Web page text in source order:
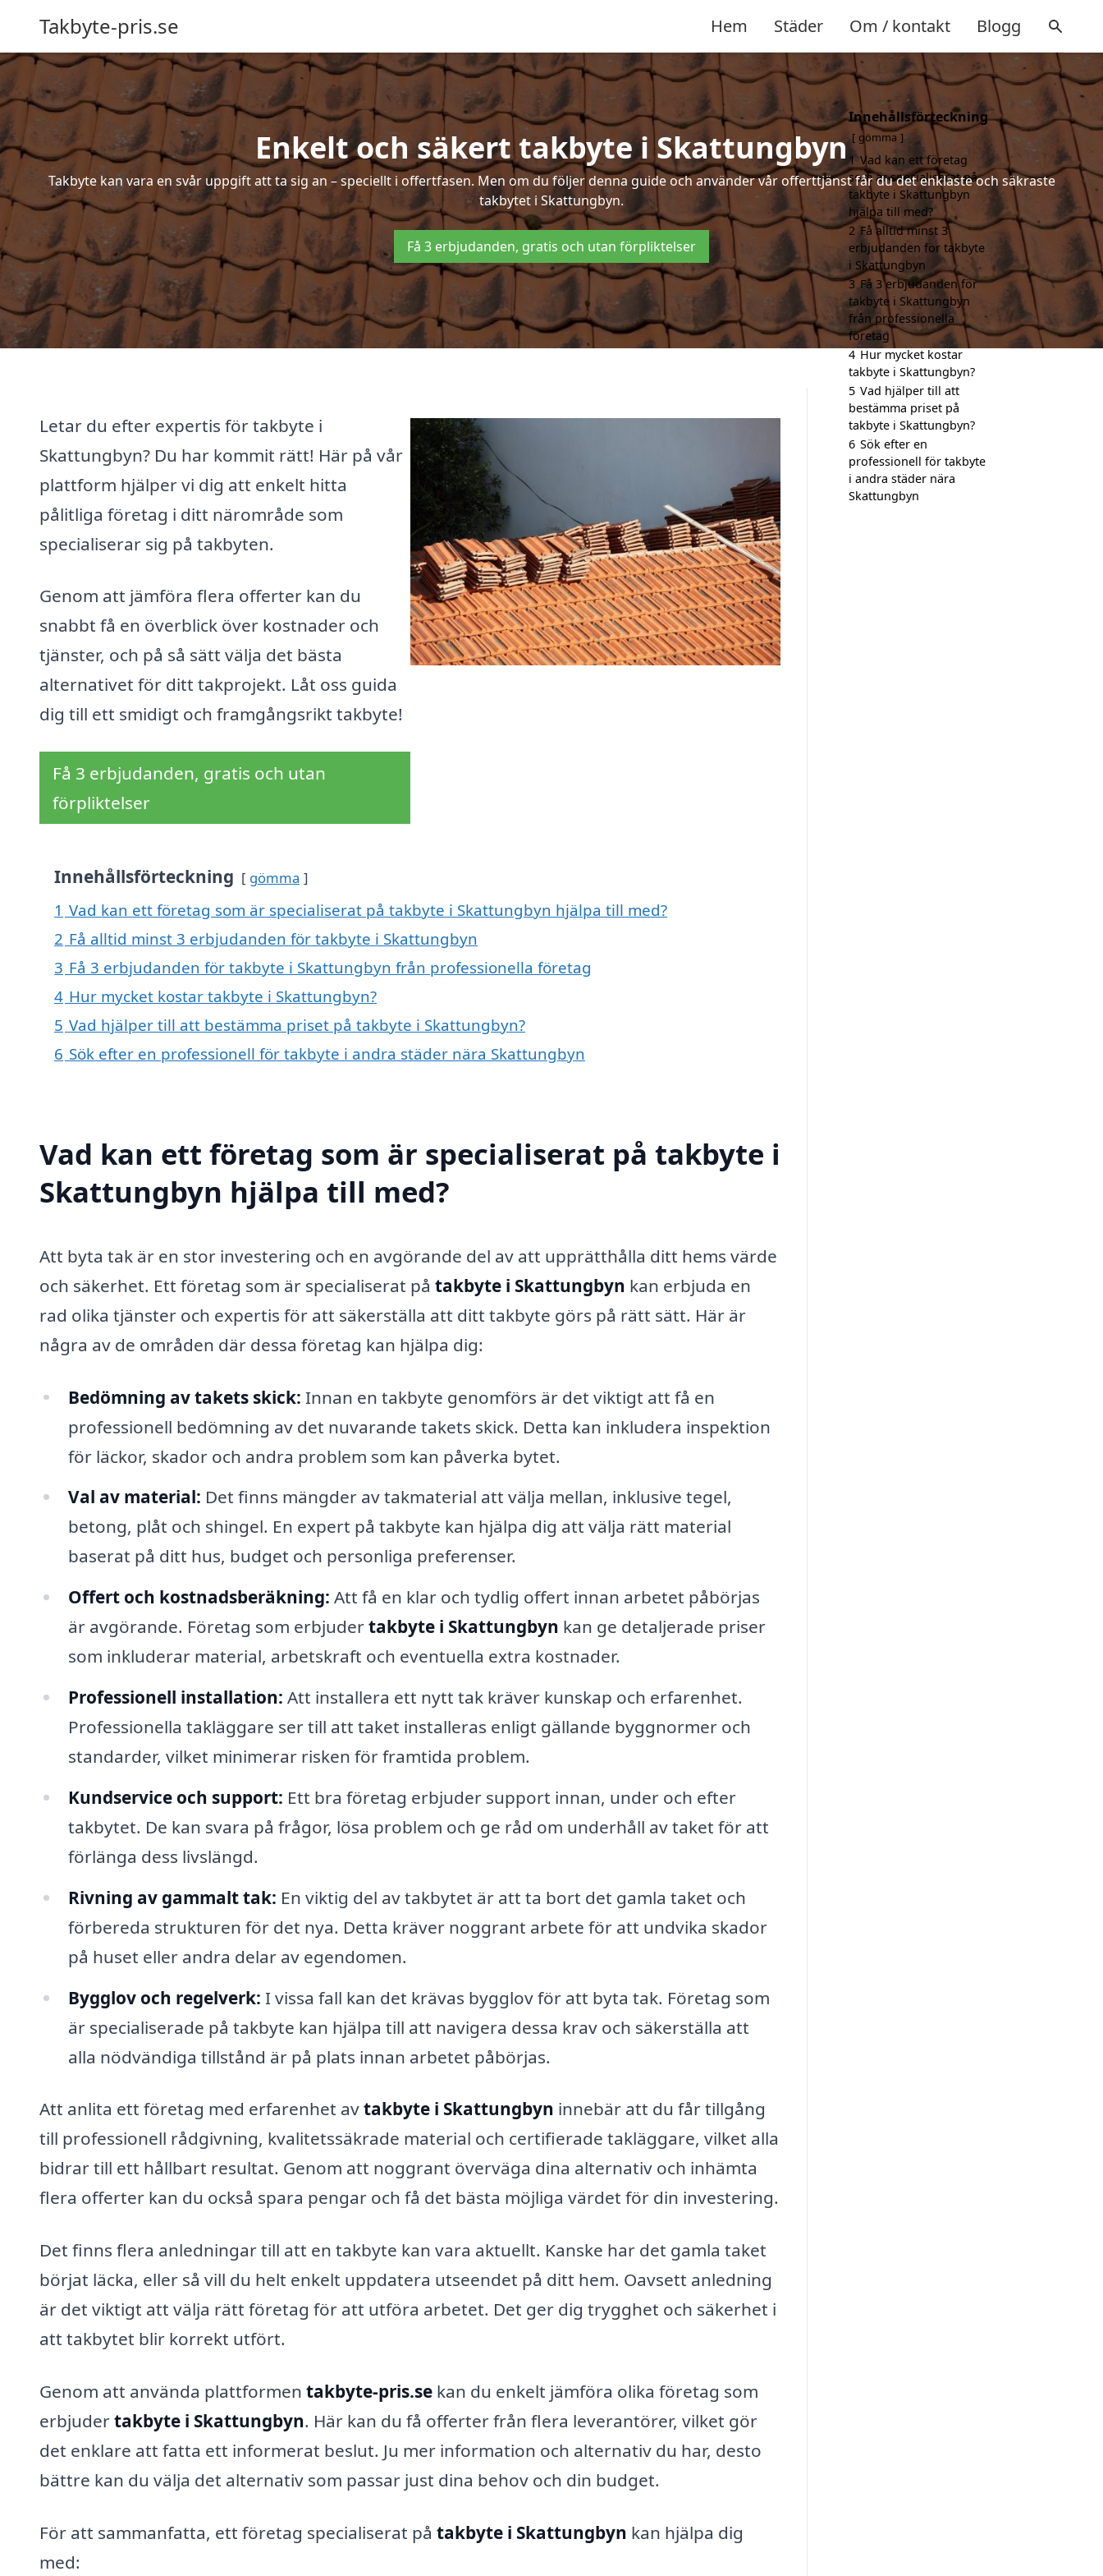
Takbyte-pris.se Hem Städer Om / kontakt Blogg
Enkelt och säkert takbyte i Skattungbyn
Takbyte kan vara en svår uppgift att ta sig an – speciellt i offertfasen. Men om du följer denna guide och använder vår offerttjänst får du det enklaste och säkraste
takbytet i Skattungbyn.
Få 3 erbjudanden, gratis och utan förpliktelser
Letar du efter expertis för takbyte i
Skattungbyn? Du har kommit rätt! Här på vår
plattform hjälper vi dig att enkelt hitta
pålitliga företag i ditt närområde som
specialiserar sig på takbyten.
Genom att jämföra flera offerter kan du
snabbt få en överblick över kostnader och
tjänster, och på så sätt välja det bästa
alternativet för ditt takprojekt. Låt oss guida
dig till ett smidigt och framgångsrikt takbyte!
Få 3 erbjudanden, gratis och utan
förpliktelser
Innehållsförteckning gömma
1 Vad kan ett företag som är specialiserat på takbyte i Skattungbyn hjälpa till med?
2 Få alltid minst 3 erbjudanden för takbyte i Skattungbyn
3 Få 3 erbjudanden för takbyte i Skattungbyn från professionella företag
4 Hur mycket kostar takbyte i Skattungbyn?
5 Vad hjälper till att bestämma priset på takbyte i Skattungbyn?
6 Sök efter en professionell för takbyte i andra städer nära Skattungbyn
Vad kan ett företag som är specialiserat på takbyte i
Skattungbyn hjälpa till med?
Att byta tak är en stor investering och en avgörande del av att upprätthålla ditt hems värde
och säkerhet. Ett företag som är specialiserat på takbyte i Skattungbyn kan erbjuda en
rad olika tjänster och expertis för att säkerställa att ditt takbyte görs på rätt sätt. Här är
några av de områden där dessa företag kan hjälpa dig:
Bedömning av takets skick: Innan en takbyte genomförs är det viktigt att få en
professionell bedömning av det nuvarande takets skick. Detta kan inkludera inspektion
för läckor, skador och andra problem som kan påverka bytet.
Val av material: Det finns mängder av takmaterial att välja mellan, inklusive tegel,
betong, plåt och shingel. En expert på takbyte kan hjälpa dig att välja rätt material
baserat på ditt hus, budget och personliga preferenser.
Offert och kostnadsberäkning: Att få en klar och tydlig offert innan arbetet påbörjas
är avgörande. Företag som erbjudertakbyte i Skattungbyn kan ge detaljerade priser
som inkluderar material, arbetskraft och eventuella extra kostnader.
Professionell installation: Att installera ett nytt tak kräver kunskap och erfarenhet.
Professionella takläggare ser till att taket installeras enligt gällande byggnormer och
standarder, vilket minimerar risken för framtida problem.
Kundservice och support: Ett bra företag erbjuder support innan, under och efter
takbytet. De kan svara på frågor, lösa problem och ge råd om underhåll av taket för att
förlänga dess livslängd.
Rivning av gammalt tak: En viktig del av takbytet är att ta bort det gamla taket och
förbereda strukturen för det nya. Detta kräver noggrant arbete för att undvika skador
på huset eller andra delar av egendomen.
Bygglov och regelverk: I vissa fall kan det krävas bygglov för att byta tak. Företag som
är specialiserade på takbyte kan hjälpa till att navigera dessa krav och säkerställa att
alla nödvändiga tillstånd är på plats innan arbetet påbörjas.
Att anlita ett företag med erfarenhet avtakbyte i Skattungbyn innebär att du får tillgång
till professionell rådgivning, kvalitetssäkrade material och certifierade takläggare, vilket alla
bidrar till ett hållbart resultat. Genom att noggrant överväga dina alternativ och inhämta
flera offerter kan du också spara pengar och få det bästa möjliga värdet för din investering.
Det finns flera anledningar till att en takbyte kan vara aktuellt. Kanske har det gamla taket
börjat läcka, eller så vill du helt enkelt uppdatera utseendet på ditt hem. Oavsett anledning
är det viktigt att välja rätt företag för att utföra arbetet. Det ger dig trygghet och säkerhet i
att takbytet blir korrekt utfört.
Genom att använda plattformen takbyte-pris.se kan du enkelt jämföra olika företag som
erbjudertakbyte i Skattungbyn. Här kan du få offerter från flera leverantörer, vilket gör
det enklare att fatta ett informerat beslut. Ju mer information och alternativ du har, desto
bättre kan du välja det alternativ som passar just dina behov och din budget.
För att sammanfatta, ett företag specialiserat på takbyte i Skattungbyn kan hjälpa dig
med:
Innehållsförteckning
gömma
1 Vad kan ett företag
som är specialiserat på
takbyte i Skattungbyn
hjälpa till med?
2 Få alltid minst 3
erbjudanden för takbyte
i Skattungbyn
3 Få 3 erbjudanden för
takbyte i Skattungbyn
från professionella
företag
4 Hur mycket kostar
takbyte i Skattungbyn?
5 Vad hjälper till att
bestämma priset på
takbyte i Skattungbyn?
6 Sök efter en
professionell för takbyte
i andra städer nära
Skattungbyn